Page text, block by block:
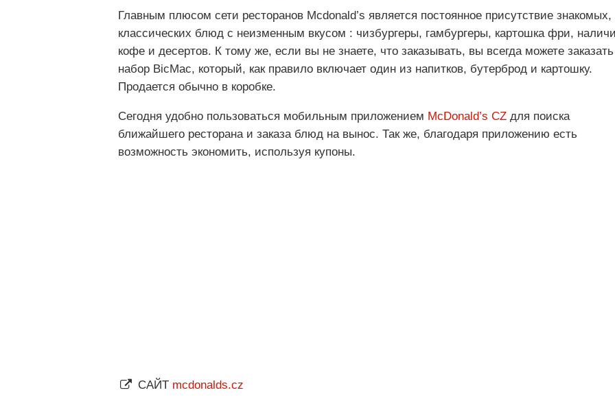
Главным плюсом сети ресторанов Mcdonald’s является постоянное присутствие знакомых,
классических блюд с неизменным вкусом : чизбургеры, гамбургеры, картошка фри,
кофе и десертов. К тому же, если вы не знаете, что заказывать, вы всегда можете заказать
набор BicMac, который, как правило включает один из напитков, бутерброд и картошку.
Продается обычно в коробке.
Сегодня удобно пользоваться мобильным приложением McDonald’s CZ для поиска
ближайшего ресторана и заказа блюд на вынос. Так же, благодаря приложению есть
возможность экономить, используя купоны.
САЙТ mcdonalds.cz